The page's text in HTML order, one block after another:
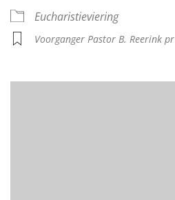
Eucharistieviering
Voorganger Pastor B. Reerink pr